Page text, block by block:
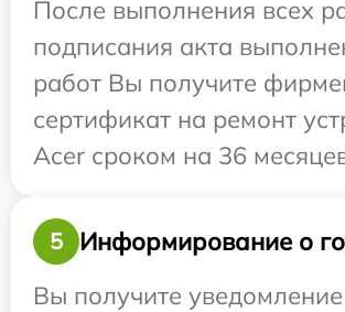
После выполнения всех
подписания акта
работ Вы получите
сертификат на ремонт
Acer сроком на 36
5
Информирование о
Вы получите